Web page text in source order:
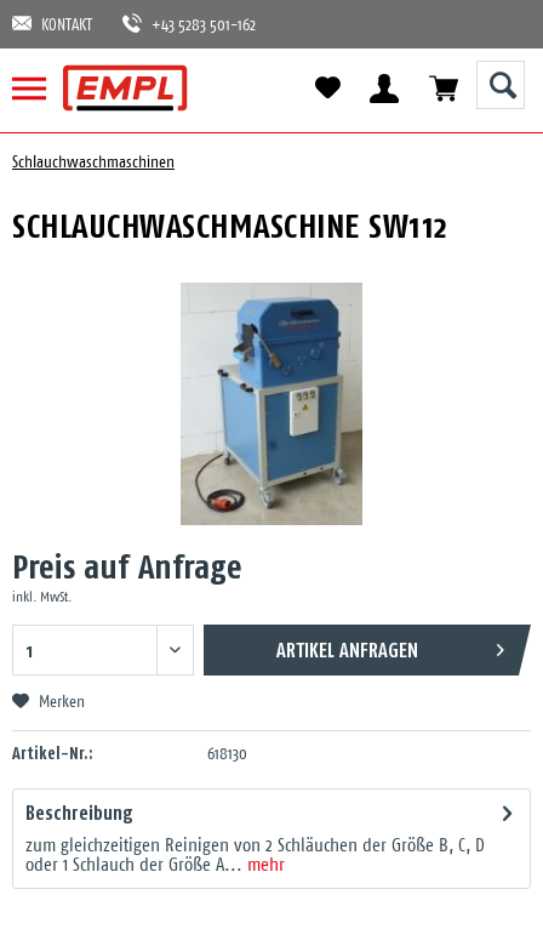
KONTAKT +43 5283 501-162
Schlauchwaschmaschinen
SCHLAUCHWASCHMASCHINE SW112
Preis auf Anfrage
inkl. MwSt.
ARTIKEL ANFRAGEN
Merken
Artikel-Nr.: 618130
Beschreibung
zum gleichzeitigen Reinigen von 2 Schläuchen der Größe B, C, D
oder 1 Schlauch der Größe A... mehr